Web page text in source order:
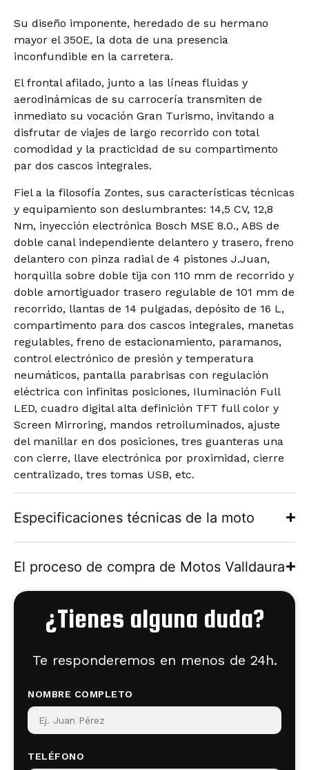
Su diseño imponente, heredado de su hermano
mayor el 350E, la dota de una presencia
inconfundible en la carretera.
El frontal afilado, junto a las líneas fluidas y
aerodinámicas de su carrocería transmiten de
inmediato su vocación Gran Turismo, invitando a
disfrutar de viajes de largo recorrido con total
comodidad y la practicidad de su compartimento
par dos cascos integrales.
Fiel a la filosofía Zontes, sus características técnicas
y equipamiento son deslumbrantes: 14,5 CV, 12,8
Nm, inyección electrónica Bosch MSE 8.0., ABS de
doble canal independiente delantero y trasero, freno
delantero con pinza radial de 4 pistones J.Juan,
horquilla sobre doble tija con 110 mm de recorrido y
doble amortiguador trasero regulable de 101 mm de
recorrido, llantas de 14 pulgadas, depósito de 16 L,
compartimento para dos cascos integrales, manetas
regulables, freno de estacionamiento, paramanos,
control electrónico de presión y temperatura
neumáticos, pantalla parabrisas con regulación
eléctrica con infinitas posiciones, Iluminación Full
LED, cuadro digital alta definición TFT full color y
Screen Mirroring, mandos retroiluminados, ajuste
del manillar en dos posiciones, tres guanteras una
con cierre, llave electrónica por proximidad, cierre
centralizado, tres tomas USB, etc.
Especificaciones técnicas de la moto
El proceso de compra de Motos Valldaura
¿Tienes alguna duda?
Te responderemos en menos de 24h.
NOMBRE COMPLETO
TELÉFONO